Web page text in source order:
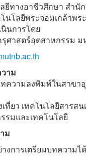
ยีทางอาชีวศึกษา สำนั
นโลยีพระจอมเกล้าพร
นการโดย
ศาสตร์อุตสาหกรรม
าม
ความลงพิมพ์ในสาขา
ที่ยว เทคโนโลยีสาร
รมและเทคโนโลยี
ม
งการเตรียมบทความไ